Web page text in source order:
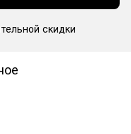
скидки